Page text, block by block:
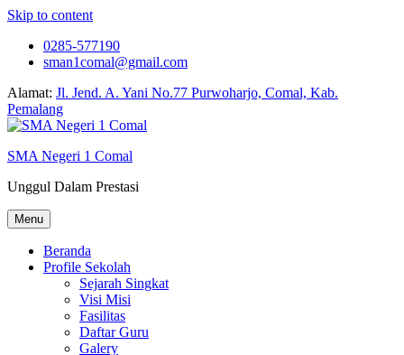
Skip to content
0285-577190
sman1comal@gmail.com
Alamat: Jl. Jend. A. Yani No.77 Purwoharjo, Comal, Kab.
Pemalang
SMA Negeri 1 Comal
Unggul Dalam Prestasi
Menu
Beranda
Profile Sekolah
Sejarah Singkat
Visi Misi
Fasilitas
Daftar Guru
Galery